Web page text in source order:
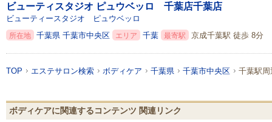
ビューティスタジオ ピュウベッロ 千葉店千葉店
ビューティースタジオ ピュウベッロ
所在地 千葉県 千葉市中央区 エリア 千葉 最寄駅 京成千葉駅 徒歩 8分
TOP エステサロン検索 ボディケア 千葉県 千葉市中央区 千葉駅周
ボディケアに関連するコンテンツ 関連リンク